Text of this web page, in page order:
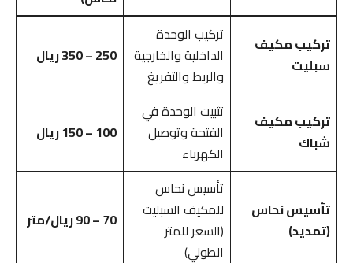
تركيب مكيف
سبليت
تركيب الوحدة
الداخلية والخارجية
والربط والتفريغ
250 – 350 ريال
تركيب مكيف
شباك
تثبيت الوحدة في
الفتحة وتوصيل
الكهرباء
100 – 150 ريال
تأسيس نحاس
(تمديد)
تأسيس نحاس
للمكيف السبليت
(السعر للمتر
الطولي)
70 – 90 ريال/متر